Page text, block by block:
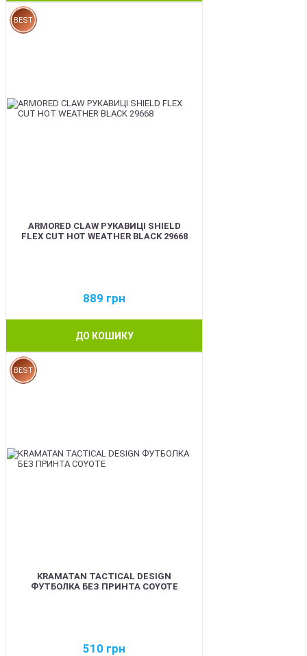
BEST
ARMORED CLAW РУКАВИЦІ SHIELD
FLEX CUT HOT WEATHER BLACK 29668
889 грн
ДО КОШИКУ
BEST
KRAMATAN TACTICAL DESIGN
ФУТБОЛКА БЕЗ ПРИНТА COYOTE
510 грн